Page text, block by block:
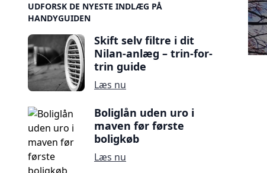
Sidebar
UDFORSK DE NYESTE INDLÆG PÅ
HANDYGUIDEN
Skift selv filtre i dit
Nilan-anlæg – trin-for-
trin guide
Læs nu
Boliglån uden uro i
maven før første
boligkøb
Læs nu